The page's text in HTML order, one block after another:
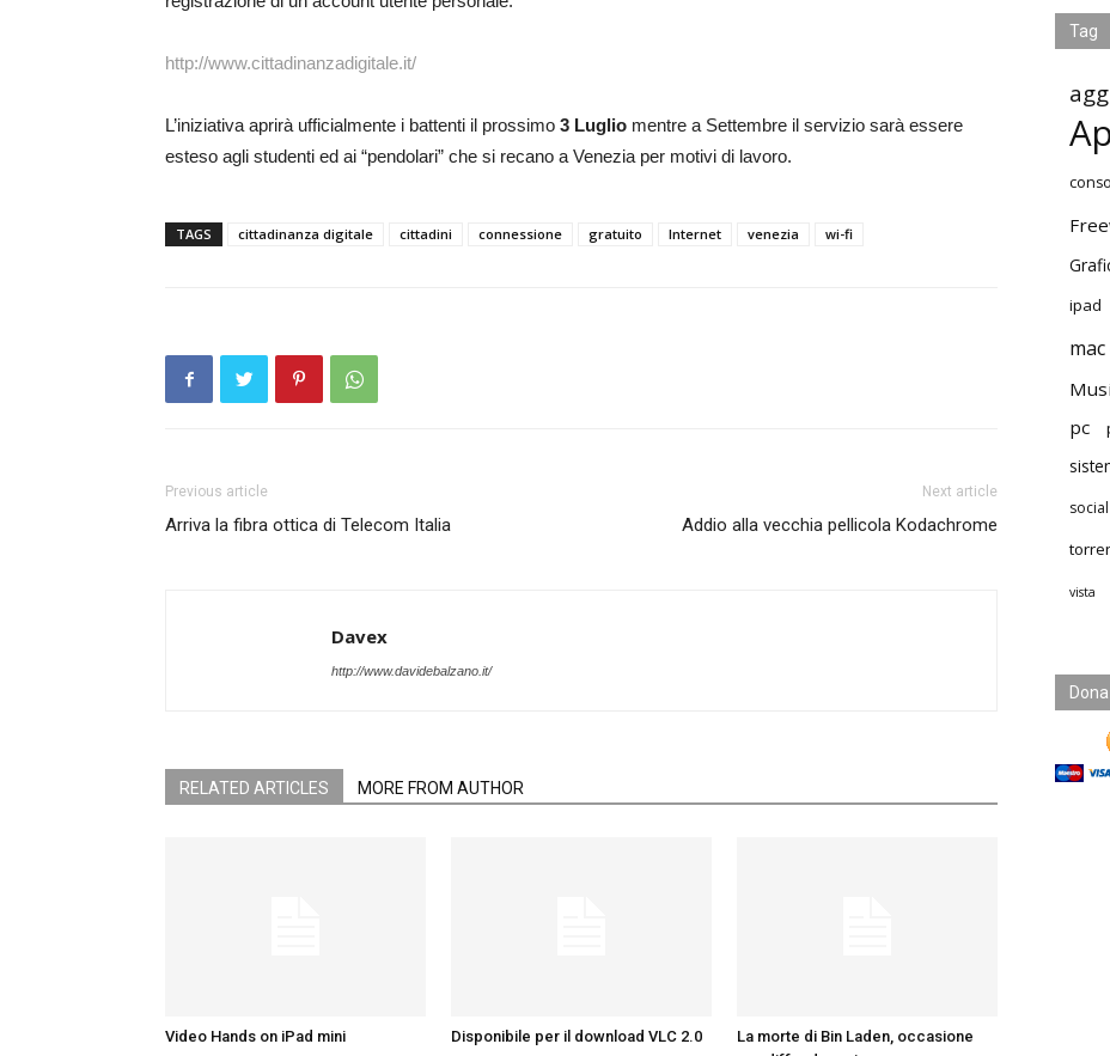
http://www.cittadinanzadigitale.it/
L’iniziativa aprirà ufficialmente i battenti il prossimo 3 Luglio mentre a Settembre il servizio sarà essere
esteso agli studenti ed ai “pendolari” che si recano a Venezia per motivi di lavoro.
TAGS cittadinanza digitale cittadini connessione gratuito Internet venezia wi-fi
Previous article
Arriva la fibra ottica di Telecom Italia
Next article
Addio alla vecchia pellicola Kodachrome
Davex
http://www.davidebalzano.it/
RELATED ARTICLES MORE FROM AUTHOR
Video Hands on iPad mini Disponibile per il download VLC 2.0
La morte di Bin Laden, occasione
Tag
ipad
pc
vista
Dona